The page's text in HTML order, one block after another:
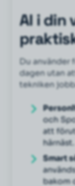
AI i din
Du
dagen utan
tekniken
och
att
härnäst.
Smart
bakom